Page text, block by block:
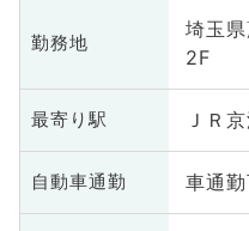
勤務地
埼玉
2F
最寄り駅 ＪＲ
自動車通勤 車通